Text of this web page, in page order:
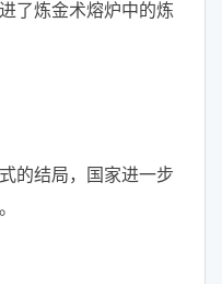
了炼金术熔炉中的炼
结局，国家进一步